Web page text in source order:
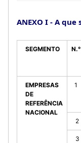
ANEXO I - A
SEGMENTO N.°
EMPRESAS
DE
REFERÊNCIA
NACIONAL
1
2
3